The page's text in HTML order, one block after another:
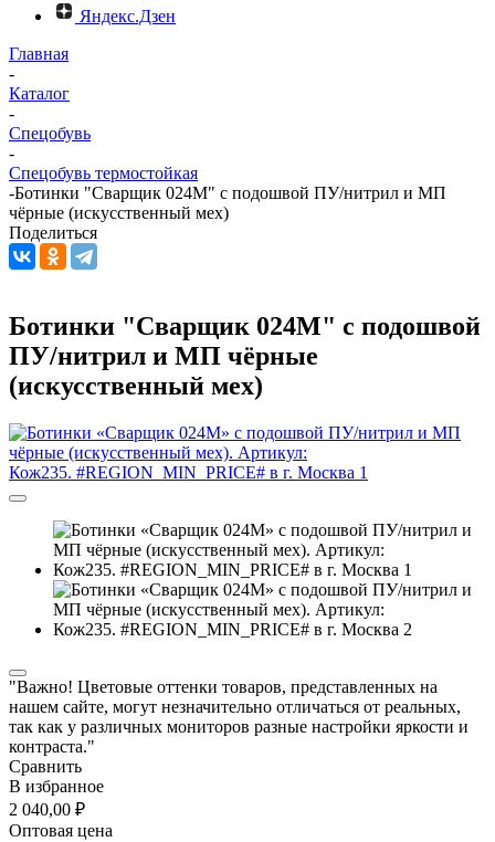
Яндекс.Дзен
Главная
-
Каталог
-
Спецобувь
-
Спецобувь термостойкая
-Ботинки "Сварщик 024М" с подошвой ПУ/нитрил и МП
чёрные (искусственный мех)
Поделиться
Ботинки "Сварщик 024М" с подошвой
ПУ/нитрил и МП чёрные
(искусственный мех)
"Важно! Цветовые оттенки товаров, представленных на
нашем сайте, могут незначительно отличаться от реальных,
так как у различных мониторов разные настройки яркости и
контраста."
Сравнить
В избранное
2 040,00 ₽
Оптовая цена